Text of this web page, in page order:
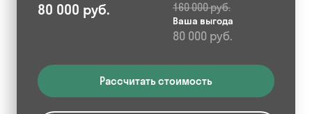
80 000 руб. 160 000 руб.
Ваша выгода
80 000 руб.
Рассчитать стоимость